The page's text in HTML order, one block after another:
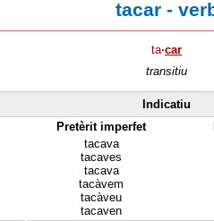
tacar -
ta·car
transitiu
Indicatiu
Pretèrit imperfet
tacava
tacaves
tacava
tacàvem
tacàveu
tacaven